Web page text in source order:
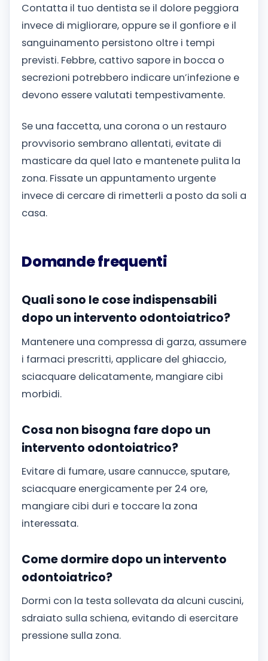
Contatta il tuo dentista se il dolore peggiora
invece di migliorare, oppure se il gonfiore e il
sanguinamento persistono oltre i tempi
previsti. Febbre, cattivo sapore in bocca o
secrezioni potrebbero indicare un’infezione e
devono essere valutati tempestivamente.
Se una faccetta, una corona o un restauro
provvisorio sembrano allentati, evitate di
masticare da quel lato e mantenete pulita la
zona. Fissate un appuntamento urgente
invece di cercare di rimetterli a posto da soli a
casa.
Domande frequenti
Quali sono le cose indispensabili
dopo un intervento odontoiatrico?
Mantenere una compressa di garza, assumere
i farmaci prescritti, applicare del ghiaccio,
sciacquare delicatamente, mangiare cibi
morbidi.
Cosa non bisogna fare dopo un
intervento odontoiatrico?
Evitare di fumare, usare cannucce, sputare,
sciacquare energicamente per 24 ore,
mangiare cibi duri e toccare la zona
interessata.
Come dormire dopo un intervento
odontoiatrico?
Dormi con la testa sollevata da alcuni cuscini,
sdraiato sulla schiena, evitando di esercitare
pressione sulla zona.